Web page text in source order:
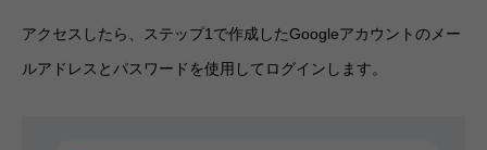
アクセスしたら、ステップ1で作成したGoogleアカウントのメー
ルアドレスとパスワードを使用してログインします。